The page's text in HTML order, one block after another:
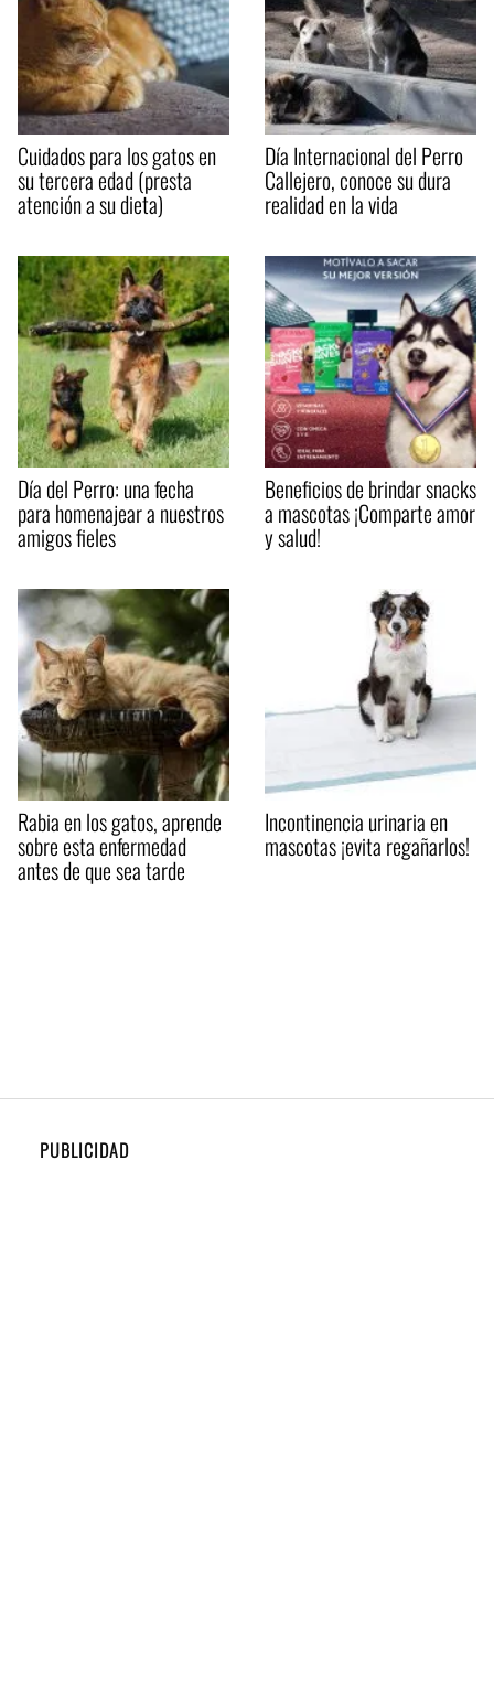
Cuidados para los gatos en
su tercera edad (presta
atención a su dieta)
Día Internacional del Perro
Callejero, conoce su dura
realidad en la vida
Día del Perro: una fecha
para homenajear a nuestros
amigos fieles
Beneficios de brindar snacks
a mascotas ¡Comparte amor
y salud!
Rabia en los gatos, aprende
sobre esta enfermedad
antes de que sea tarde
Incontinencia urinaria en
mascotas ¡evita regañarlos!
PUBLICIDAD